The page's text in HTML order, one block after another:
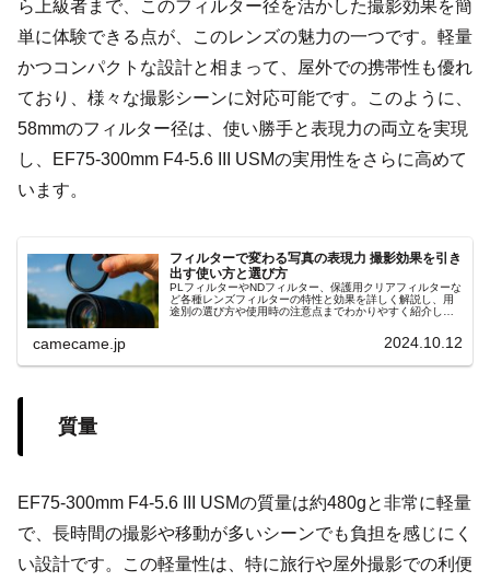
ら上級者まで、このフィルター径を活かした撮影効果を簡
単に体験できる点が、このレンズの魅力の一つです。軽量
かつコンパクトな設計と相まって、屋外での携帯性も優れ
ており、様々な撮影シーンに対応可能です。このように、
58mmのフィルター径は、使い勝手と表現力の両立を実現
し、EF75-300mm F4-5.6 III USMの実用性をさらに高めて
います。
フィルターで変わる写真の表現力 撮影効果を引き
出す使い方と選び方
PLフィルターやNDフィルター、保護用クリアフィルターな
ど各種レンズフィルターの特性と効果を詳しく解説し、用
途別の選び方や使用時の注意点までわかりやすく紹介しま
camecame.jp 2024.10.12
質量
EF75-300mm F4-5.6 III USMの質量は約480gと非常に軽量
で、長時間の撮影や移動が多いシーンでも負担を感じにく
い設計です。この軽量性は、特に旅行や屋外撮影での利便